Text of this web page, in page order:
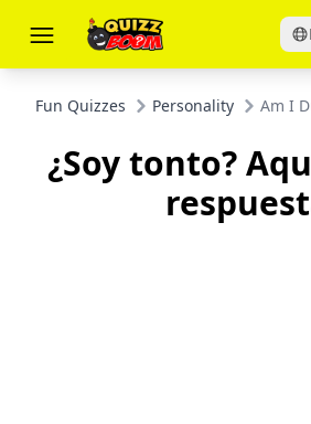
Fun Quizzes Personality Am I
¿Soy tonto?